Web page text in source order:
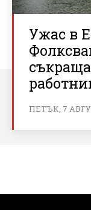
Ужас в
ПЕТЪК, 7